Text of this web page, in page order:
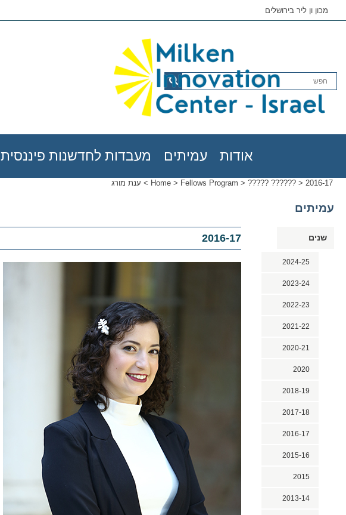
מכון ון ליר בירושלים
אודות עמיתים מעבדות לחדשנות פיננסית
Home > Fellows Program > ????? ?????? > 2016-17
> ענת מורג
עמיתים
שנים
2024-25
2023-24
2022-23
2021-22
2020-21
2020
2018-19
2017-18
2016-17
2015-16
2015
2013-14
2016-17